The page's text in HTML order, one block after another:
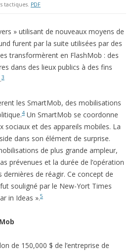
tactiques. PDF
» utilisant de nouveaux moyens de
furent par la suite utilisées par des
transformèrent en FlashMob : des
dans des lieux publics à des fins
3
les SmartMob, des mobilisations
4 Un SmartMob se coordonne
sociaux et des appareils mobiles. La
dans son élément de surprise.
de plus grande ampleur,
prévenues et la durée de l’opération
de réagir. Ce concept de
souligné par le New-Yort Times
in Ideas ».5
de 150,000 $ de l’entreprise de